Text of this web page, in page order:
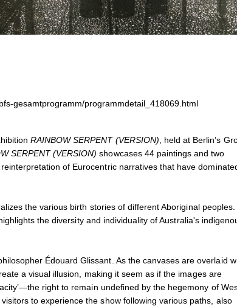
gesamtprogramm/programmdetail_418069.html
RAINBOW SERPENT (VERSION) , held at Berlin’s
SERPENT (VERSION)showcases 44 paintings and two
of Eurocentric narratives that have
the various birth stories of different Aboriginal peoples.
the diversity and individuality of Australia's
Édouard Glissant. As the canvases are overlaid
a visual illusion, making it seem as if the images are
right to remain undefined by the hegemony of
to experience the show following various paths, also